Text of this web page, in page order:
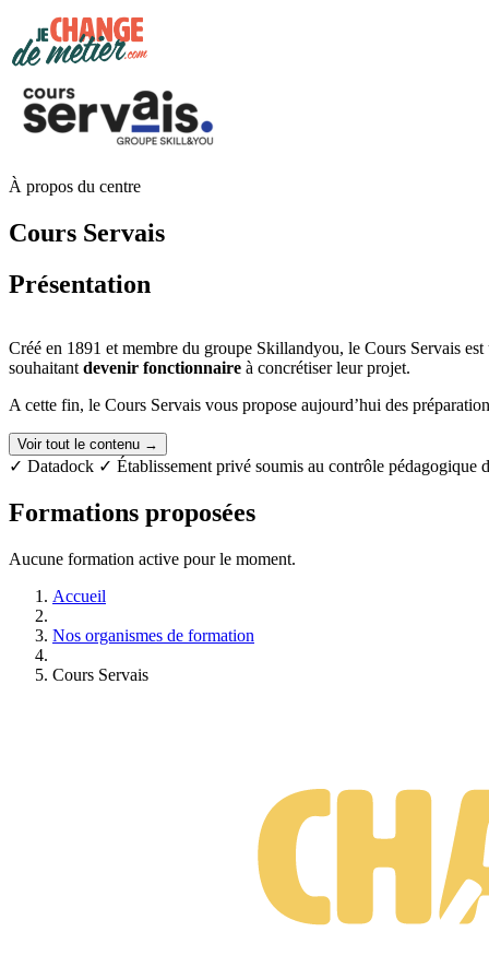
À propos du centre
Cours Servais
Présentation
Créé en 1891 et membre du groupe Skillandyou, le Cours Servais
souhaitant devenir fonctionnaire à concrétiser leur projet.
A cette fin, le Cours Servais vous propose aujourd’hui des
Voir tout le contenu →
✓ Datadock ✓ Établissement privé soumis au contrôle pédagogique
Formations proposées
Aucune formation active pour le moment.
Accueil
Nos organismes de formation
Cours Servais